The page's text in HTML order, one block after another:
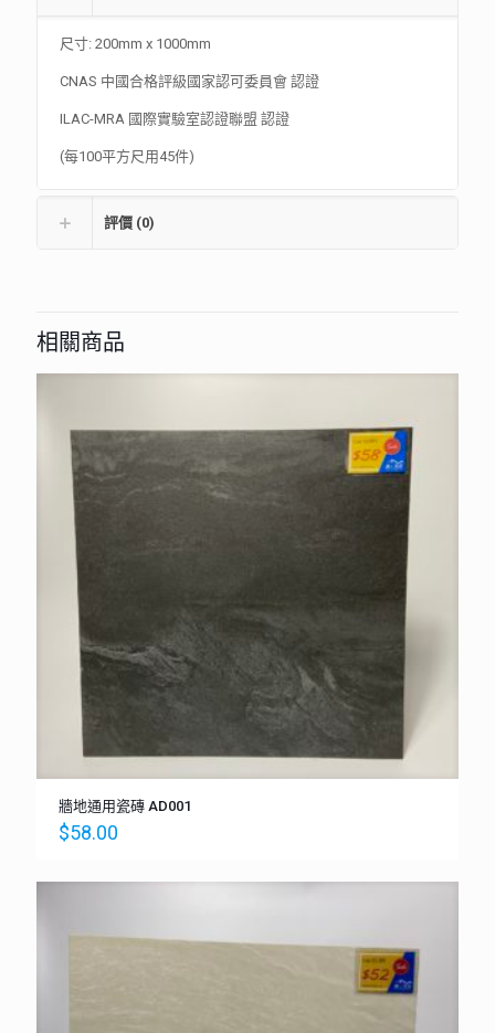
尺寸: 200mm x 1000mm
CNAS 中國合格評級國家認可委員會 認證
ILAC-MRA 國際實驗室認證聯盟 認證
(每100平方尺用45件)
評價 (0)
相關商品
牆地通用瓷磚 AD001
$58.00